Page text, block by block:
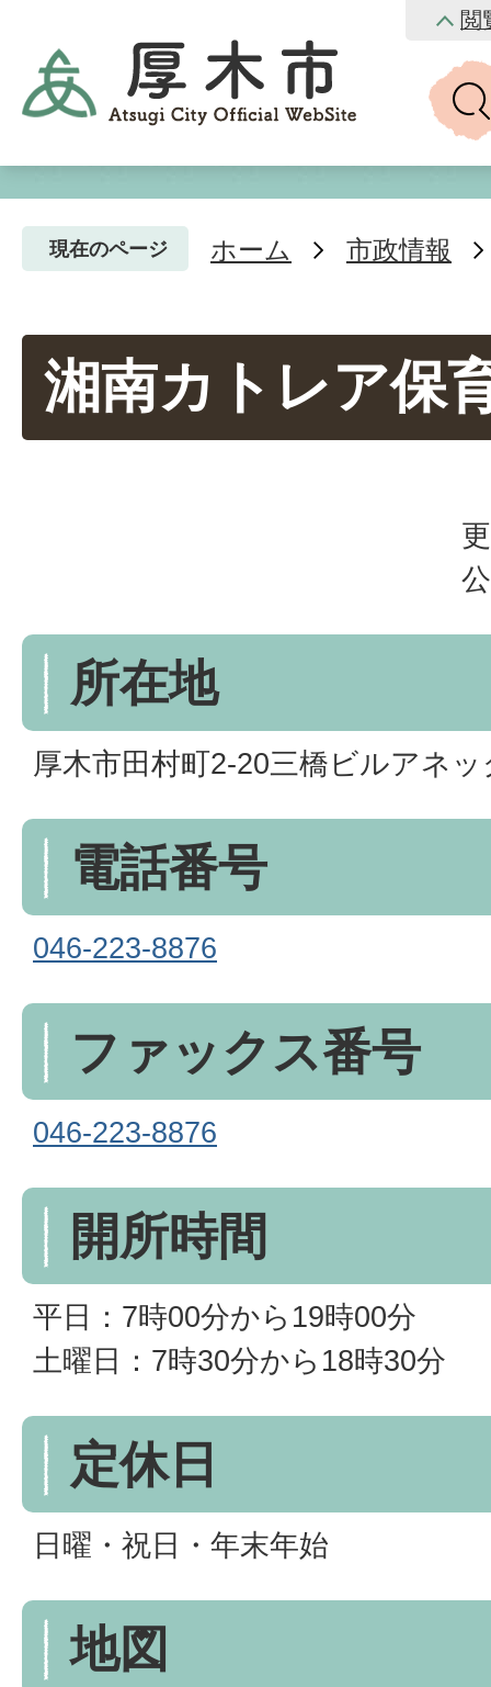
閲
現在のページ ホーム 市政情報
湘南カトレア保
所在地
厚木市田村町2-20三橋ビルアネ
電話番号
046-223-8876
ファックス番号
046-223-8876
開所時間
平日：7時00分から19時00分
土曜日：7時30分から18時30分
定休日
日曜・祝日・年末年始
地図